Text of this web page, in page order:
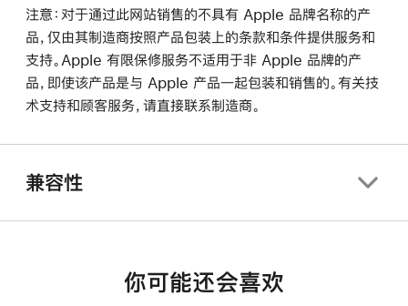
注意：对于通过此网站销售的不具有 Apple 品牌名称的产
品，仅由其制造商按照产品包装上的条款和条件提供服务和
支持。Apple 有限保修服务不适用于非 Apple 品牌的产
品，即使该产品是与 Apple 产品一起包装和销售的。有关技
术支持和顾客服务，请直接联系制造商。
兼容性
你可能还会喜欢